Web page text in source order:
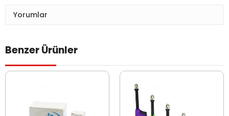
Yorumlar
Benzer Ürünler